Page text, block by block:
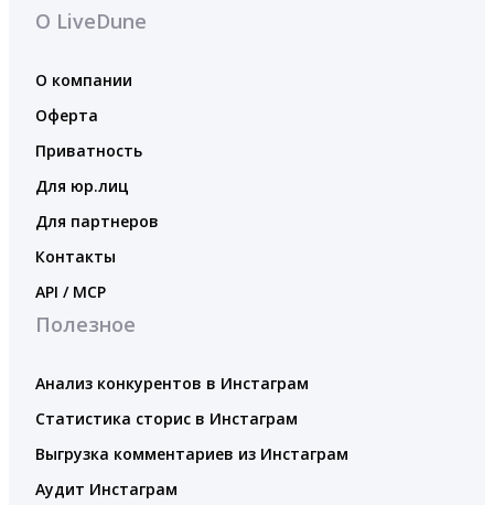
О LiveDune
О компании
Оферта
Приватность
Для юр.лиц
Для партнеров
Контакты
API / MCP
Полезное
Анализ конкурентов в Инстаграм
Статистика сторис в Инстаграм
Выгрузка комментариев из Инстаграм
Аудит Инстаграм